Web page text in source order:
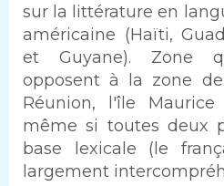
sur la littérature en
américaine (Haïti,
et Guyane). Zone
opposent à la zone
Réunion, l'île
même si toutes deux
base lexicale (le
largement